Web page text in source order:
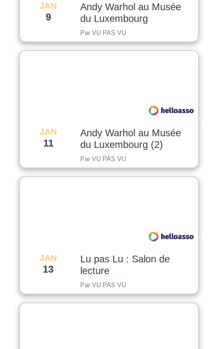
JAN
9
Andy Warhol au Musée
du Luxembourg
Par VU PAS VU
JAN
11
Andy Warhol au Musée
du Luxembourg (2)
Par VU PAS VU
JAN
13
Lu pas Lu : Salon de
lecture
Par VU PAS VU